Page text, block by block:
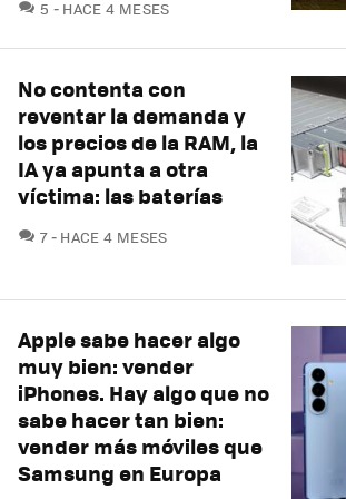
5 COMENTARIOS
HACE 4 MESES
No contenta con
reventar la demanda y
los precios de la RAM, la
IA ya apunta a otra
víctima: las baterías
7COMENTARIOS
HACE 4 MESES
Apple sabe hacer algo
muy bien: vender
iPhones. Hay algo que no
sabe hacer tan bien:
vender más móviles que
Samsung en Europa